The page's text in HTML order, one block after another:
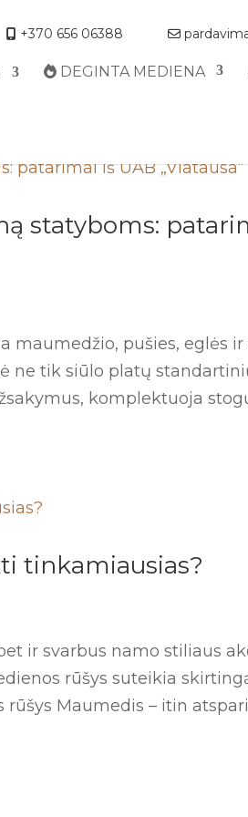
+370 656 06388
DEGINTA MEDIENA
statyboms:
maumedžio, pušies, eglės ir
ne tik siūlo platų
komplektuoja
tinkamiausias?
ir svarbus namo stiliaus
rūšys suteikia
Maumedis – itin